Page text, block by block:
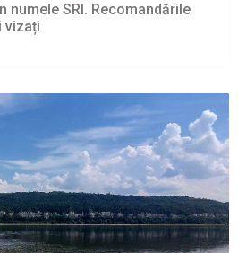
numele SRI. Recomandările
vizați